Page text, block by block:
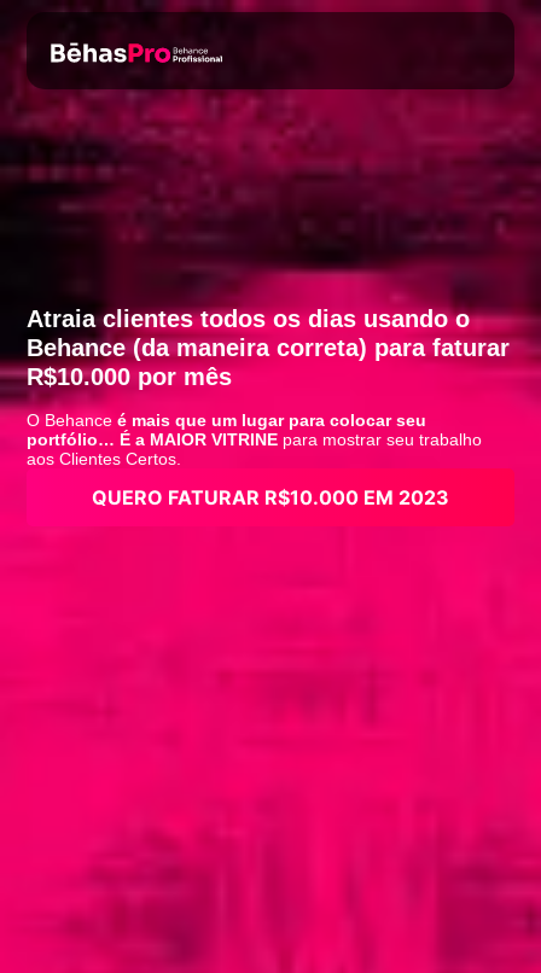
Atraia clientes todos os dias usando o
Behance (da maneira correta) para faturar
R$10.000 por mês
O Behance é mais que um lugar para colocar seu
portfólio… É a MAIOR VITRINE para mostrar seu trabalho
aos Clientes Certos.
QUERO FATURAR R$10.000 EM 2023